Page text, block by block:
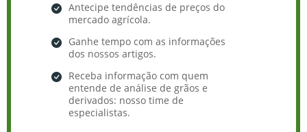
Antecipe tendências de preços do
mercado agrícola.
Ganhe tempo com as informações
dos nossos artigos.
Receba informação com quem
entende de análise de grãos e
derivados: nosso time de
especialistas.